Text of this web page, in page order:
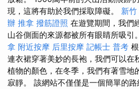
現，這將有助於我們採取障礙。 新
辦 推拿 撥筋證照 在遊覽期間，我們
山谷側面的來源都被所有眼睛所吸引
拿 附近按摩 后里按摩 記帳士 普考
連衣裙穿著美妙的長袍，我們可以在
植物的顏色，在冬季，我們有著雪地
寂靜。 該網站不僅僅是一個簡單的